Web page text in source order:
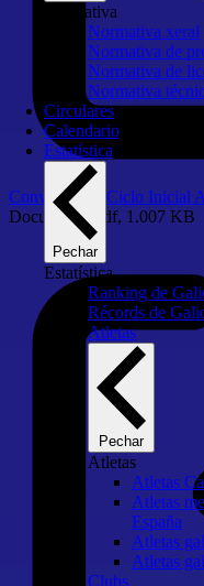
Normativa
Normativa xeral
Normativa de
Normativa de
Normativa
Circulares
Calendario
Estatística
Pechar
Estatística
Ranking de
Récords de
Atletas
Pechar
Atletas
Atletas
Atletas
España
Atletas
Atletas
Clubs
Convocatoria Ciclo Inicial
Documento
pdf, 1.007 KB